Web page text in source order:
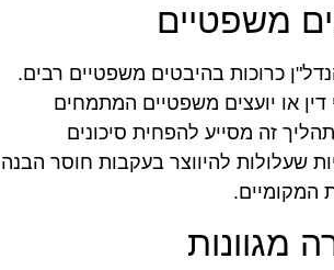
משפטיים
כרוכות בהיבטים משפטיים רבים.
או יועצים משפטיים המתמחים
זה מסייע להפחית סיכונים
שעלולות להיווצר בעקבות חוסר הבנה
המקומיים.
מגוונות